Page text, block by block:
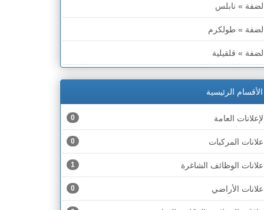
» نابلس
» طولكرم
» قلقيلية
الضفة » رام الله والبيره
» أريحا
» الخليل
» بيت لحم
غزة
الأقسام الرئيسية
العامة 0
المركبات 0
الوظائف الشاغرة 1
الأراضي 0